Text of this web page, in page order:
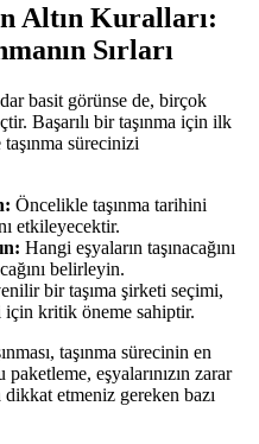
Altın Kuralları:
Sırları
basit görünse de, birçok
Başarılı bir taşınma için ilk
sürecinizi
Öncelikle taşınma tarihini
etkileyecektir.
Hangi eşyaların taşınacağını
belirleyin.
bir taşıma şirketi seçimi,
için kritik öneme sahiptir.
taşınma sürecinin en
eşyalarınızın zarar
etmeniz gereken bazı